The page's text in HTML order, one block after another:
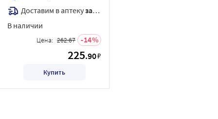
Доставим в аптекузавтра
В наличии
Цена: 262.67 14
225.90₽
Купить